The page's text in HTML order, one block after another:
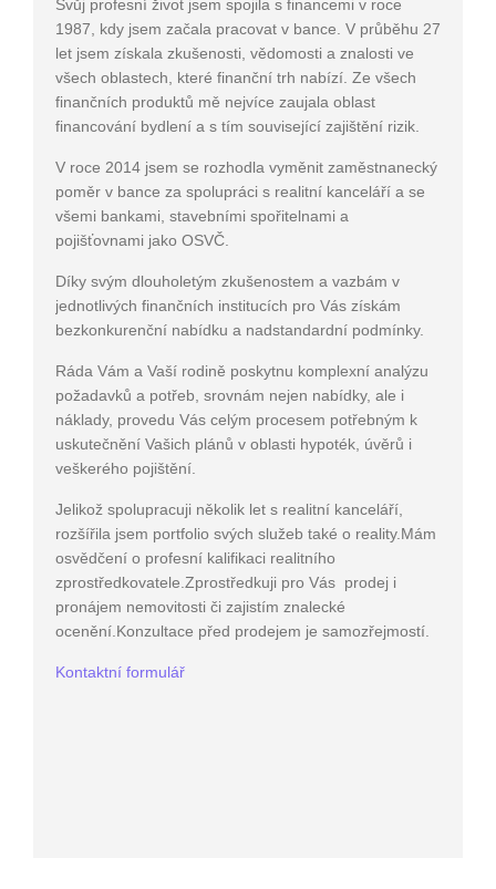
Svůj profesní život jsem spojila s financemi v roce
1987, kdy jsem začala pracovat v bance. V průběhu 27
let jsem získala zkušenosti, vědomosti a znalosti ve
všech oblastech, které finanční trh nabízí. Ze všech
finančních produktů mě nejvíce zaujala oblast
financování bydlení a s tím související zajištění rizik.
V roce 2014 jsem se rozhodla vyměnit zaměstnanecký
poměr v bance za spolupráci s realitní kanceláří a se
všemi bankami, stavebními spořitelnami a
pojišťovnami jako OSVČ.
Díky svým dlouholetým zkušenostem a vazbám v
jednotlivých finančních institucích pro Vás získám
bezkonkurenční nabídku a nadstandardní podmínky.
Ráda Vám a Vaší rodině poskytnu komplexní analýzu
požadavků a potřeb, srovnám nejen nabídky, ale i
náklady, provedu Vás celým procesem potřebným k
uskutečnění Vašich plánů v oblasti hypoték, úvěrů i
veškerého pojištění.
Jelikož spolupracuji několik let s realitní kanceláří,
rozšířila jsem portfolio svých služeb také o reality.Mám
osvědčení o profesní kalifikaci realitního
zprostředkovatele.Zprostředkuji pro Vás prodej i
pronájem nemovitosti či zajistím znalecké
ocenění.Konzultace před prodejem je samozřejmostí.
Kontaktní formulář